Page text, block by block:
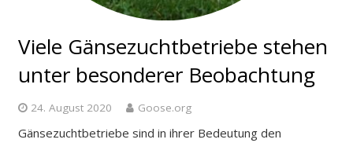
Viele Gänsezuchtbetriebe stehen
unter besonderer Beobachtung
24. August 2020 Goose.org
Gänsezuchtbetriebe sind in ihrer Bedeutung den